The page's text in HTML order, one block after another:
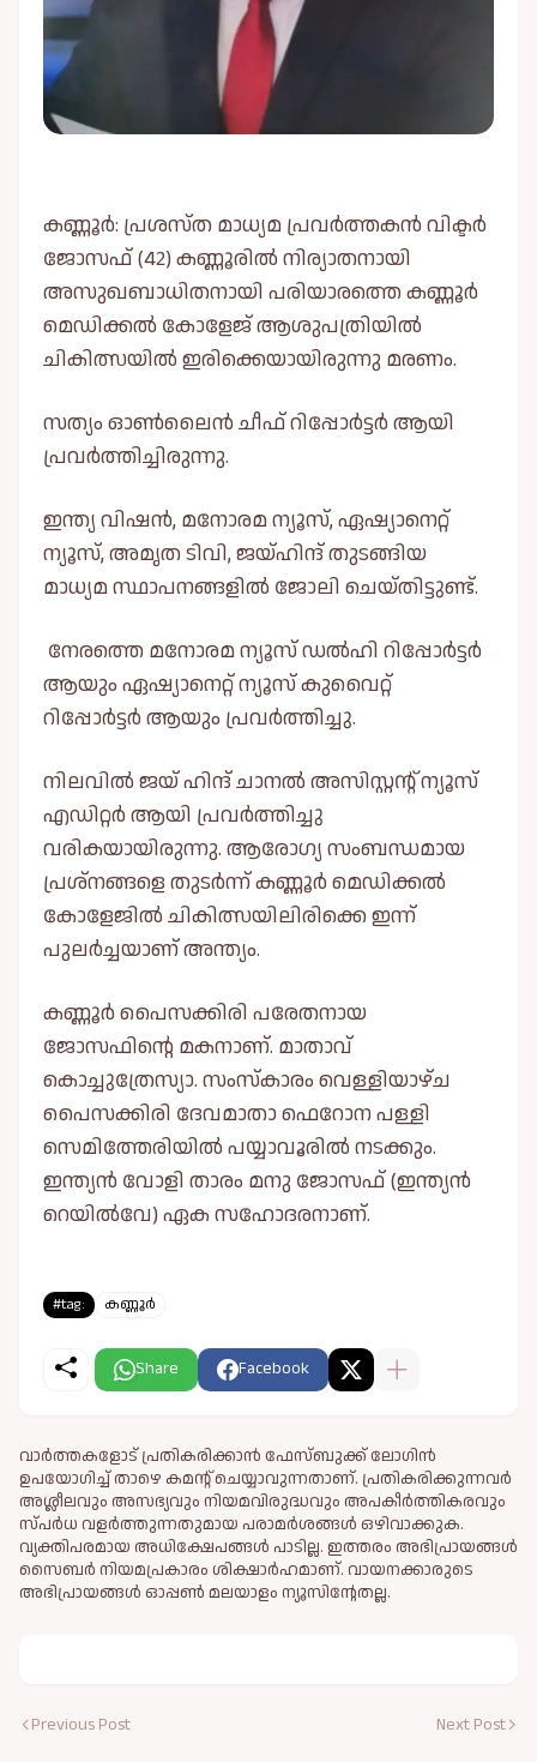
കണ്ണൂർ: പ്രശസ്ത മാധ്യമ പ്രവർത്തകൻ വിക്ടർ
ജോസഫ് (42) കണ്ണൂരില്‍ നിര്യാതനായി
അസുഖബാധിതനായി പരിയാരത്തെ കണ്ണൂർ
മെഡിക്കല്‍ കോളേജ് ആശുപത്രിയില്‍
ചികിത്സയില്‍ ഇരിക്കെയായിരുന്നു മരണം.
സത്യം ഓണ്‍ലൈൻ ചീഫ് റിപ്പോർട്ടർ ആയി
പ്രവർത്തിച്ചിരുന്നു.
ഇന്ത്യ വിഷൻ, മനോരമ ന്യൂസ്, ഏഷ്യാനെറ്റ്
ന്യൂസ്, അമൃത ടിവി, ജയ്ഹിന്ദ് തുടങ്ങിയ
മാധ്യമ സ്ഥാപനങ്ങളില്‍ ജോലി ചെയ്തിട്ടുണ്ട്.
നേരത്തെ മനോരമ ന്യൂസ് ഡല്‍ഹി റിപ്പോർട്ടർ
ആയും ഏഷ്യാനെറ്റ് ന്യൂസ് കുവൈറ്റ്
റിപ്പോർട്ടർ ആയും പ്രവർത്തിച്ചു.
നിലവില്‍ ജയ് ഹിന്ദ് ചാനല്‍ അസിസ്റ്റന്റ് ന്യൂസ്
എഡിറ്റർ ആയി പ്രവർത്തിച്ചു
വരികയായിരുന്നു. ആരോഗ്യ സംബന്ധമായ
പ്രശ്നങ്ങളെ തുടർന്ന് കണ്ണൂർ മെഡിക്കല്‍
കോളേജില്‍ ചികിത്സയിലിരിക്കെ ഇന്ന്
പുലർച്ചയാണ് അന്ത്യം.
കണ്ണൂർ പൈസക്കിരി പരേതനായ
ജോസഫിന്റെ മകനാണ്. മാതാവ്
കൊച്ചുത്രേസ്യാ. സംസ്കാരം വെള്ളിയാഴ്ച
പൈസക്കിരി ദേവമാതാ ഫെറോന പള്ളി
സെമിത്തേരിയില്‍ പയ്യാവൂരിൽ നടക്കും.
ഇന്ത്യൻ വോളി താരം മനു ജോസഫ് (ഇന്ത്യൻ
റെയിൽവേ) ഏക സഹോദരനാണ്.
#tag: കണ്ണൂർ
Share Facebook
വാർത്തകളോട് പ്രതികരിക്കാൻ ഫേസ്ബുക്ക് ലോഗിൻ
ഉപയോഗിച്ച് താഴെ കമന്റ് ചെയ്യാവുന്നതാണ്. പ്രതികരിക്കുന്നവര്‍
അശ്ലീലവും അസഭ്യവും നിയമവിരുദ്ധവും അപകീര്‍ത്തികരവും
സ്പര്‍ധ വളര്‍ത്തുന്നതുമായ പരാമര്‍ശങ്ങള്‍ ഒഴിവാക്കുക.
വ്യക്തിപരമായ അധിക്ഷേപങ്ങള്‍ പാടില്ല. ഇത്തരം അഭിപ്രായങ്ങള്‍
സൈബര്‍ നിയമപ്രകാരം ശിക്ഷാര്‍ഹമാണ്. വായനക്കാരുടെ
അഭിപ്രായങ്ങള്‍ ഓപ്പൺ മലയാളം ന്യൂസിന്റേതല്ല.
Previous Post Next Post